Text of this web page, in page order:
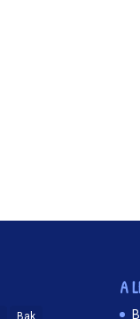
Bak
A